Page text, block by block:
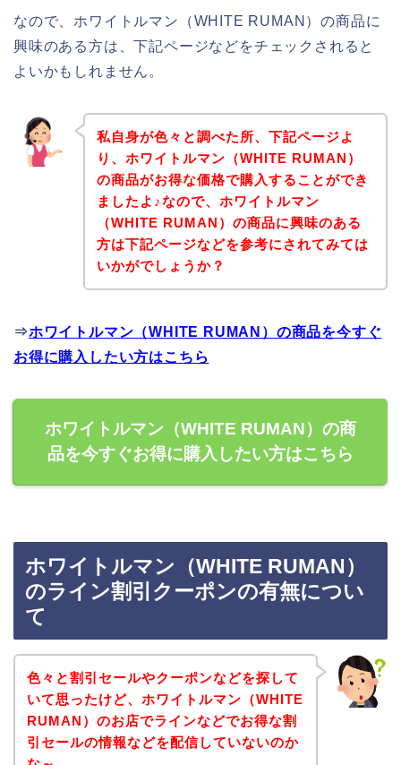
なので、ホワイトルマン（WHITE RUMAN）の商品に
興味のある方は、下記ページなどをチェックされると
よいかもしれません。
私自身が色々と調べた所、下記ページよ
り、ホワイトルマン（WHITE RUMAN）
の商品がお得な価格で購入することができ
ましたよ♪なので、ホワイトルマン
（WHITE RUMAN）の商品に興味のある
方は下記ページなどを参考にされてみては
いかがでしょうか？
⇒ホワイトルマン（WHITE RUMAN）の商品を今すぐ
お得に購入したい方はこちら
ホワイトルマン（WHITE RUMAN）の商
品を今すぐお得に購入したい方はこちら
ホワイトルマン（WHITE RUMAN）
のライン割引クーポンの有無につい
て
色々と割引セールやクーポンなどを探して
いて思ったけど、ホワイトルマン（WHITE
RUMAN）のお店でラインなどでお得な割
引セールの情報などを配信していないのか